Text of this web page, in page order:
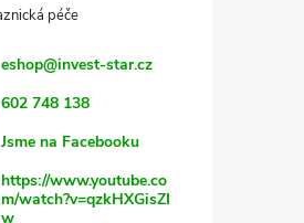
eshop@invest-star.cz
602 748 138
Jsme na Facebooku
https://www.youtube.co
m/watch?v=qzkHXGisZI
w